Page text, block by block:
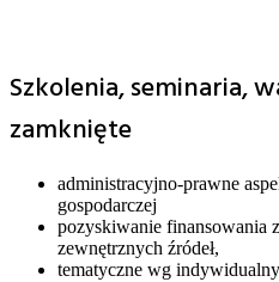
Szkolenia, seminaria,
zamknięte
administracyjno-prawne
gospodarczej
pozyskiwanie finansowania
zewnętrznych źródeł,
tematyczne wg